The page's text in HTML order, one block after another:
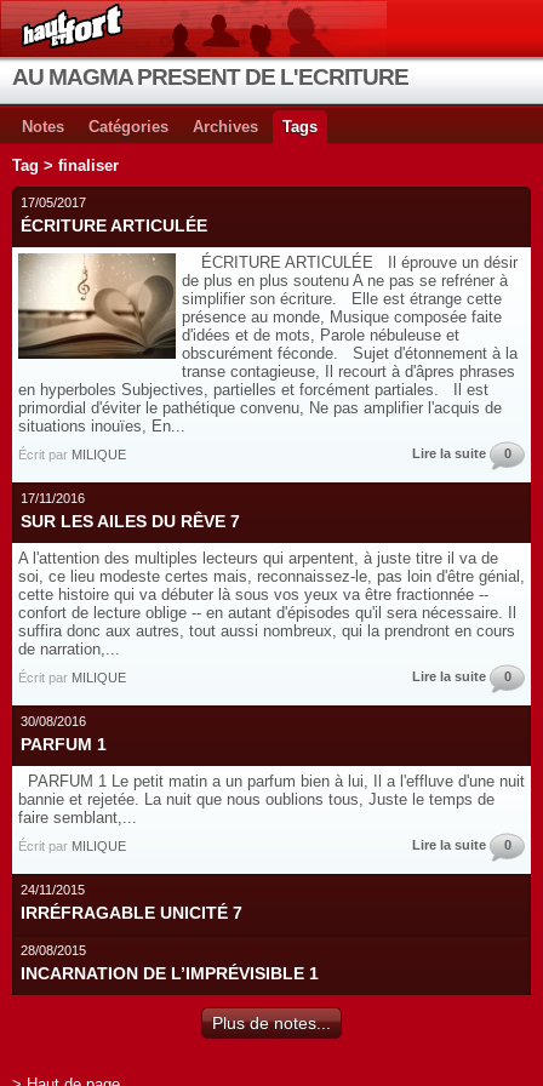
AU MAGMA PRESENT DE L'ECRITURE
Notes Catégories Archives Tags
Tag > finaliser
17/05/2017
ÉCRITURE ARTICULÉE
ÉCRITURE ARTICULÉE Il éprouve un désir
de plus en plus soutenu A ne pas se refréner à
simplifier son écriture. Elle est étrange cette
présence au monde, Musique composée faite
d'idées et de mots, Parole nébuleuse et
obscurément féconde. Sujet d'étonnement à la
transe contagieuse, Il recourt à d'âpres phrases
en hyperboles Subjectives, partielles et forcément partiales. Il est
primordial d'éviter le pathétique convenu, Ne pas amplifier l'acquis de
situations inouïes, En...
Écrit par MILIQUE Lire la suite 0
17/11/2016
SUR LES AILES DU RÊVE 7
A l'attention des multiples lecteurs qui arpentent, à juste titre il va de
soi, ce lieu modeste certes mais, reconnaissez-le, pas loin d'être génial,
cette histoire qui va débuter là sous vos yeux va être fractionnée --
confort de lecture oblige -- en autant d'épisodes qu'il sera nécessaire. Il
suffira donc aux autres, tout aussi nombreux, qui la prendront en cours
de narration,...
Écrit par MILIQUE Lire la suite 0
30/08/2016
PARFUM 1
PARFUM 1 Le petit matin a un parfum bien à lui, Il a l'effluve d'une nuit
bannie et rejetée. La nuit que nous oublions tous, Juste le temps de
faire semblant,...
Écrit par MILIQUE Lire la suite 0
24/11/2015
IRRÉFRAGABLE UNICITÉ 7
28/08/2015
INCARNATION DE L’IMPRÉVISIBLE 1
Plus de notes...